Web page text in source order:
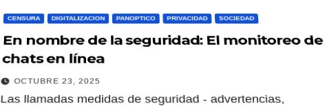
CENSURA DIGITALIZACION PANOPTICO PRIVACIDAD SOCIEDAD
En nombre de la seguridad: El monitoreo de
chats en línea
OCTUBRE 23, 2025
Las llamadas medidas de seguridad - advertencias,